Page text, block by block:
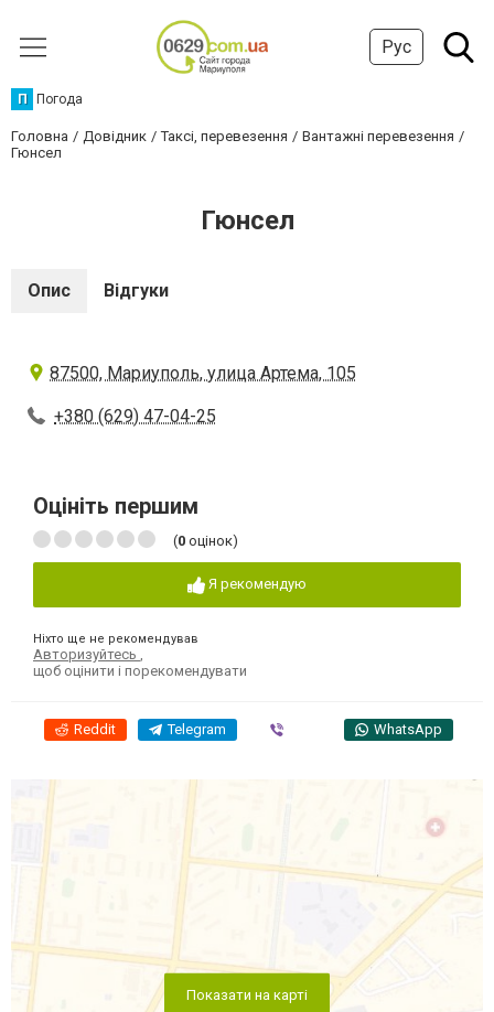
Рус
П Погода
Головна Довідник Таксі, перевезення
Вантажні перевезення
Гюнсел
Гюнсел
Опис Відгуки
87500, Мариуполь, улица Артема, 105
+380 (629) 47-04-25
Оцініть першим
(0 оцінок)
Я рекомендую
Ніхто ще не рекомендував
Авторизуйтесь
щоб оцінити і порекомендувати
Reddit Telegram WhatsApp
Показати на карті